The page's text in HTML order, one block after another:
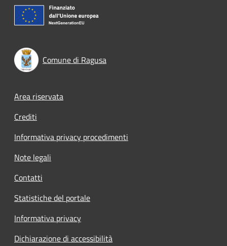
Comune di Ragusa
Footer menu
Area riservata
Crediti
Informativa privacy procedimenti
Note legali
Contatti
Statistiche del portale
Informativa privacy
Dichiarazione di accessibilità